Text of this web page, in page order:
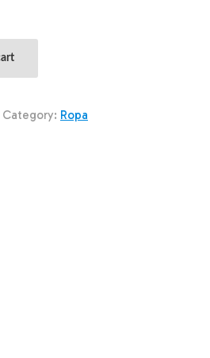
Category: Ropa